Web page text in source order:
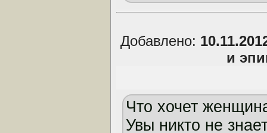
Добавлено:
и
Что хочет
Увы никто не